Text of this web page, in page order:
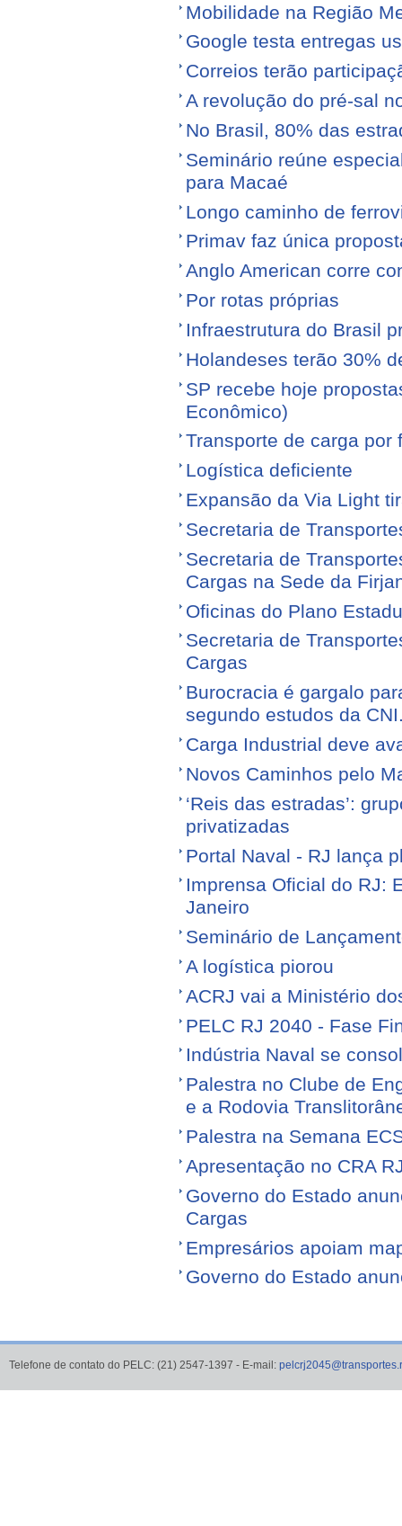
Mobilidade na Região
Google testa entregas
Correios terão
A revolução do pré-sal
No Brasil, 80% das
Seminário reúne
para Macaé
Longo caminho de
Primav faz única
Anglo American corre
Por rotas próprias
Infraestrutura do Brasil
Holandeses terão 30%
SP recebe hoje
Econômico)
Transporte de carga por
Logística deficiente
Expansão da Via Light
Secretaria de
Secretaria de
Cargas na Sede da
Oficinas do Plano
Secretaria de
Cargas
Burocracia é gargalo
segundo estudos da
Carga Industrial deve
Novos Caminhos pelo
‘Reis das estradas’:
privatizadas
Portal Naval - RJ lança
Imprensa Oficial do RJ:
Janeiro
Seminário de
A logística piorou
ACRJ vai a Ministério
PELC RJ 2040 - Fase
Indústria Naval se
Palestra no Clube de
e a Rodovia
Palestra na Semana
Apresentação no CRA
Governo do Estado
Cargas
Empresários apoiam
Governo do Estado
Telefone de contato do PELC: (21) 2547-1397 - E-mail: